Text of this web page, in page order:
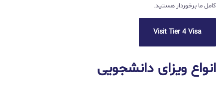
کامل ما برخوردار هستید.
Visit Tier 4 Visa
انواع ویزای دانشجویی